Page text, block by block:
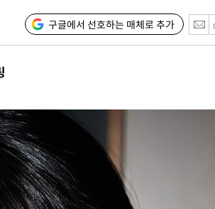
구글에서 선호하는 매체로 추가